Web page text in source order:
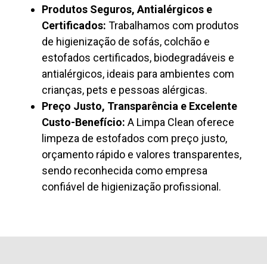
Produtos Seguros, Antialérgicos e
Certificados: Trabalhamos com produtos
de higienização de sofás, colchão e
estofados certificados, biodegradáveis e
antialérgicos, ideais para ambientes com
crianças, pets e pessoas alérgicas.
Preço Justo, Transparência e Excelente
Custo-Benefício: A Limpa Clean oferece
limpeza de estofados com preço justo,
orçamento rápido e valores transparentes,
sendo reconhecida como empresa
confiável de higienização profissional.